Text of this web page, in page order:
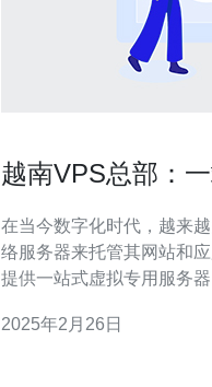
越南VPS总部：
在当今数字化时代，越来
络服务器来托管其网站和
提供一站式虚拟专用服务
VPS总部拥有最先进的服
2025年2月26日